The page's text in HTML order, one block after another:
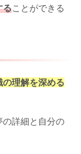
ることができる
の理解を深める
詳細と自分の